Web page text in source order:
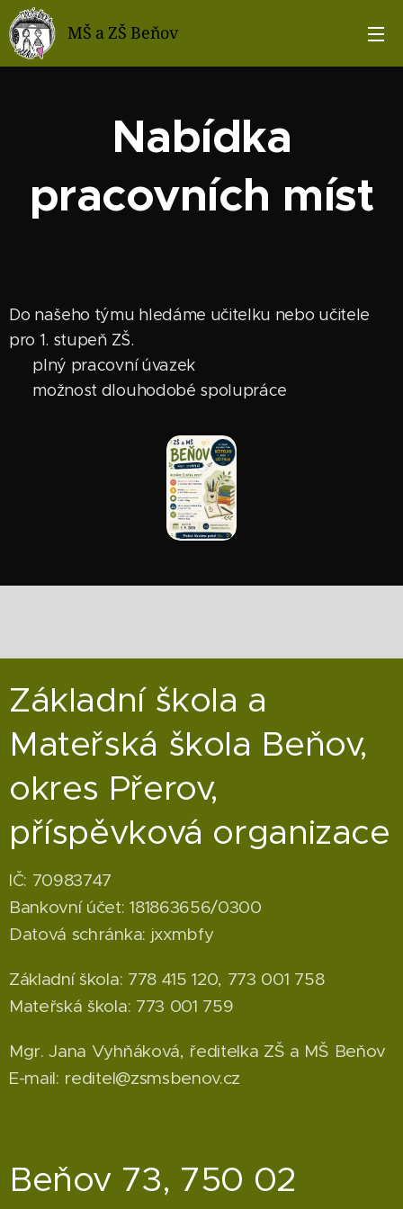
MŠ a ZŠ Beňov
Nabídka
pracovních míst
Do našeho týmu hledáme učitelku nebo učitele
pro 1. stupeň ZŠ.
📌 plný pracovní úvazek
📌 možnost dlouhodobé spolupráce
Základní škola a
Mateřská škola Beňov,
okres Přerov,
příspěvková organizace
IČ: 70983747
Bankovní účet: 181863656/0300
Datová schránka: jxxmbfy
Základní škola: 778 415 120, 773 001 758
Mateřská škola: 773 001 759
Mgr. Jana Vyhňáková, ředitelka ZŠ a MŠ Beňov
E-mail: reditel@zsmsbenov.cz
Beňov 73, 750 02